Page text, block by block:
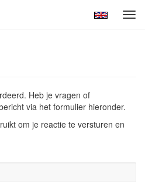
Heb je vragen of
via het formulier hieronder.
om je reactie te versturen en